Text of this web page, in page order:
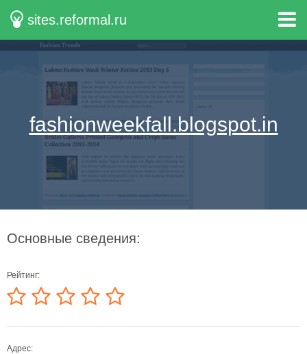
sites.reformal.ru
fashionweekfall.blogspot.in
Основные сведения:
Рейтинг:
Адрес: